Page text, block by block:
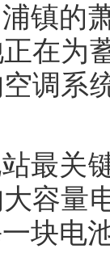
镇的
在为
调系
最关
容量
块电